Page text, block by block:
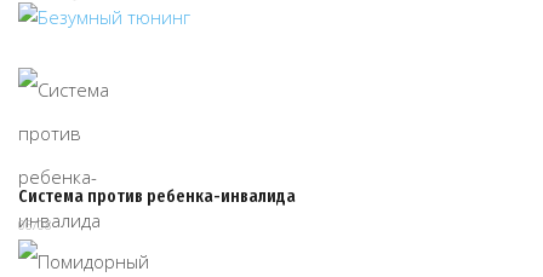
Система против ребенка-инвалида
06/08